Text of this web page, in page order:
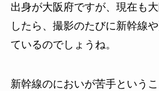
出身が大阪府ですが、現在も
したら、撮影のたびに新幹線
ているのでしょうね。
新幹線のにおいが苦手という